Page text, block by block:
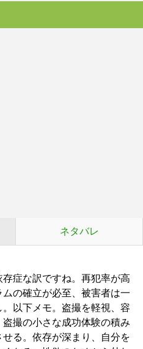
ネタバレ
症な訳ですね。再犯率が高
の確立が必至、被害者は一
以下メモ。盗撮を軽視、容
撮の小さな成功体験の積み
る。依存が深まり、自分を